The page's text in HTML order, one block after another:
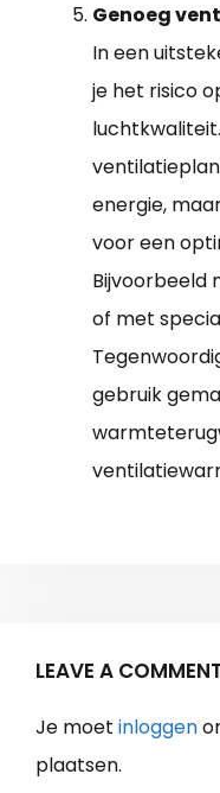
Genoeg
In een
je het risico
energie,
voor een
Bijvoorbeeld
of met
gebruik
LEAVE A
Je moet inloggen
plaatsen.